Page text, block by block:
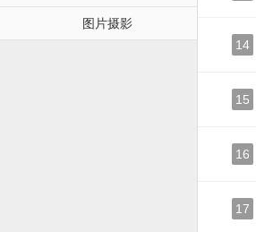
图片摄影
14
15
16
17